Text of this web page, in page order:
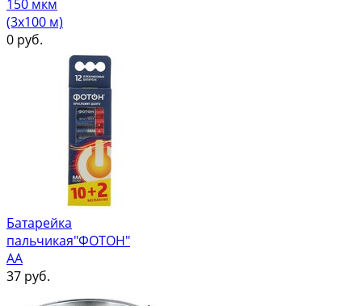
150 мкм
(3х100 м)
0 руб.
Батарейка
пальчикая"ФОТОН"
АА
37 руб.